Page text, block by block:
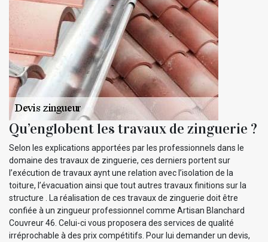
Qu’englobent les travaux de zinguerie ?
Selon les explications apportées par les professionnels dans le
domaine des travaux de zinguerie, ces derniers portent sur
l’exécution de travaux aynt une relation avec l’isolation de la
toiture, l’évacuation ainsi que tout autres travaux finitions sur la
structure . La réalisation de ces travaux de zinguerie doit être
confiée à un zingueur professionnel comme Artisan Blanchard
Couvreur 46. Celui-ci vous proposera des services de qualité
irréprochable à des prix compétitifs. Pour lui demander un devis,